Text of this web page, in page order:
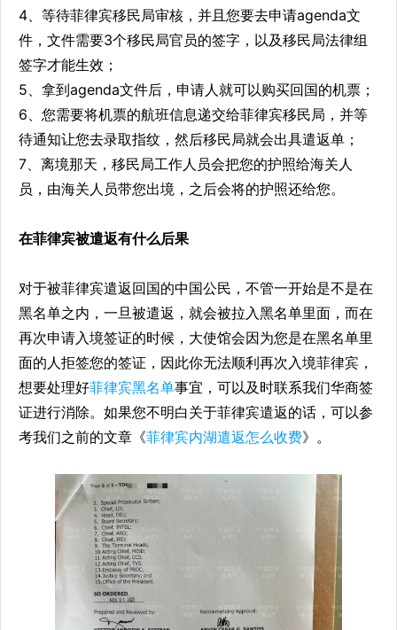
4、等待菲律宾移民局审核，并且您要去申请agenda文
件，文件需要3个移民局官员的签字，以及移民局法律组
签字才能生效；
5、拿到agenda文件后，申请人就可以购买回国的机票；
6、您需要将机票的航班信息递交给菲律宾移民局，并等
待通知让您去录取指纹，然后移民局就会出具遣返单；
7、离境那天，移民局工作人员会把您的护照给海关人
员，由海关人员带您出境，之后会将的护照还给您。
在菲律宾被遣返有什么后果
对于被菲律宾遣返回国的中国公民，不管一开始是不是在
黑名单之内，一旦被遣返，就会被拉入黑名单里面，而在
再次申请入境签证的时候，大使馆会因为您是在黑名单里
面的人拒签您的签证，因此你无法顺利再次入境菲律宾，
想要处理好菲律宾黑名单事宜，可以及时联系我们华商签
证进行消除。如果您不明白关于菲律宾遣返的话，可以参
考我们之前的文章《菲律宾内湖遣返怎么收费》。